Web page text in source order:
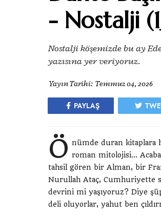
- Nostalji
Nostalji köşemizde bu ay
yazısına yer veriyoruz.
Yayın Tarihi: Temmuz 04, 2026
PAYLAŞ
Ö nümde duran kitaplara
roman mitolojisi...
tahsil gören bir Alman, bir
Nurullah Ataç, Cumhuriyette
devrini mi yaşıyoruz? Diye
deli oluyorlar, yahut ben